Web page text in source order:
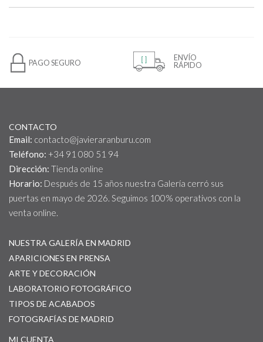
PAGO SEGURO
ENVÍO
RÁPIDO
CONTACTO
Email: contacto@javieraranburu.com
Teléfono: +34 91 080 51 94
Dirección: Tienda online
Horario: Después de 15 años nuestra Galería cerró sus
puertas en mayo de 2026. Seguimos 100% operativos con la
venta online.
NUESTRA GALERÍA EN MADRID
APARICIONES EN PRENSA
ARTE Y DECORACIÓN
LABORATORIO FOTOGRÁFICO
TIPOS DE ACABADOS
FOTOGRAFÍAS DE MADRID
MI CUENTA